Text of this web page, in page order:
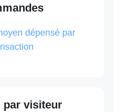
dépensé par
par visiteur